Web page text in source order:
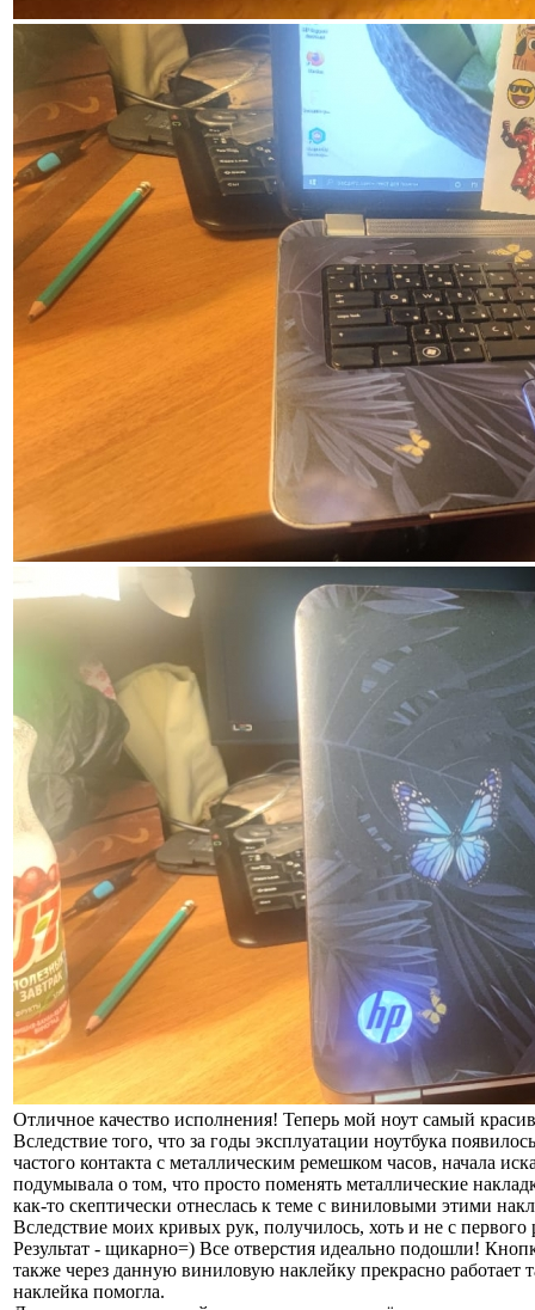
Отличное качество исполнения! Теперь мой ноут самый
Вследствие того, что за годы эксплуатации ноутбука
частого контакта с металлическим ремешком часов, начала
подумывала о том, что просто поменять металлические
как-то скептически отнеслась к теме с виниловыми этими
Вследствие моих кривых рук, получилось, хоть и не с первого
Результат - щикарно=) Все отверстия идеально подошли!
также через данную виниловую наклейку прекрасно работает
наклейка помогла.